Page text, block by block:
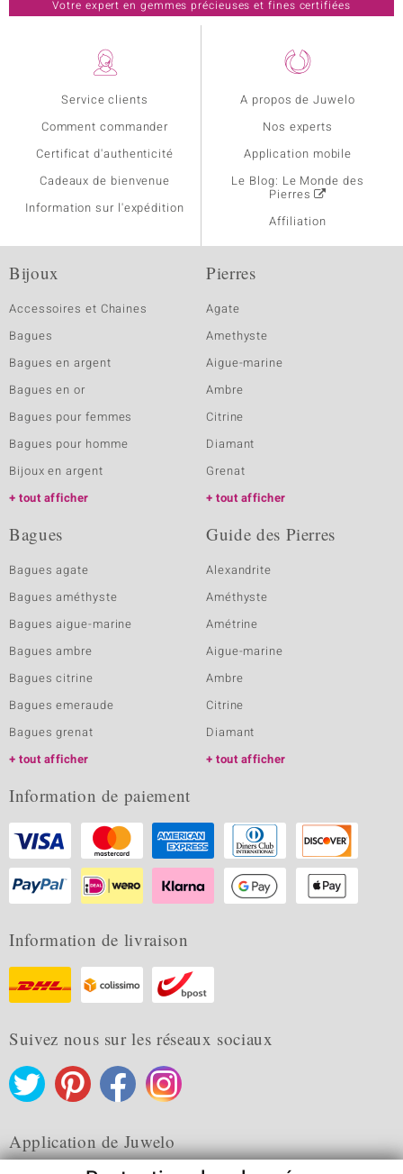
Service clients
Comment commander
Certificat d'authenticité
Cadeaux de bienvenue
Information sur l'expédition
A propos de Juwelo
Nos experts
Application mobile
Le Blog: Le Monde des
Pierres
Affiliation
Votre expert en gemmes précieuses et fines certifiées
Bijoux
Accessoires et Chaines
Bagues
Bagues en argent
Bagues en or
Bagues pour femmes
Bagues pour homme
Bijoux en argent
tout afficher
Pierres
Agate
Amethyste
Aigue-marine
Ambre
Citrine
Diamant
Grenat
tout afficher
Bagues
Bagues agate
Bagues améthyste
Bagues aigue-marine
Bagues ambre
Bagues citrine
Bagues emeraude
Bagues grenat
tout afficher
Guide des Pierres
Alexandrite
Améthyste
Amétrine
Aigue-marine
Ambre
Citrine
Diamant
tout afficher
Information de paiement
Information de livraison
Suivez nous sur les réseaux sociaux
Application de Juwelo